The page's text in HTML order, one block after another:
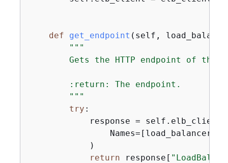
def get_endpoint ( self,
"""
Gets the HTTP endpoint of the
        :return: The endpoint.
        """
try :
response =
            )
return response[